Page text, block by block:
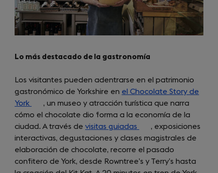
Lo más destacado de la gastronomía
Los visitantes pueden adentrarse en el patrimonio
gastronómico de Yorkshire en el Chocolate Story de
York
(opens
in
a
new
tab)
, un museo y atracción turística que narra
cómo el chocolate dio forma a la economía de la
ciudad. A través de visitas guiadas
(opens
in
a
new
, exposiciones
interactivas, degustaciones y clases magistrales de
elaboración de chocolate, recorre el pasado
confitero de York, desde Rowntree’s y Terry’s hasta